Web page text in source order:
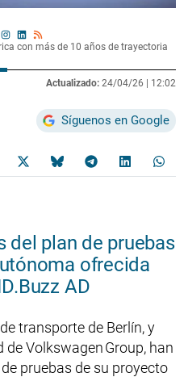
con más de 10 años de trayectoria
Actualizado: 24/04/26 | 12:02
Síguenos en Google
del plan de pruebas
ofrecida
AD
transporte de Berlín, y
Volkswagen Group, han
pruebas de su proyecto